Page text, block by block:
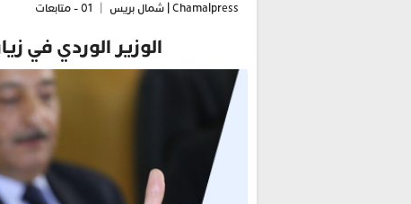
Chamalpress | شمال بريس 01 - متابعات
الوزير الوردي في